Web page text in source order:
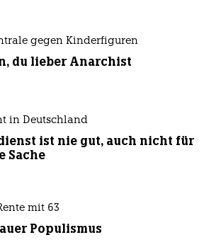
gegen Kinderfiguren
du lieber Anarchist
in Deutschland
ist nie gut, auch nicht für
Sache
mit 63
Populismus